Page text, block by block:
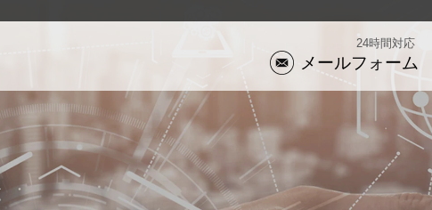
24時間対応
メールフォーム